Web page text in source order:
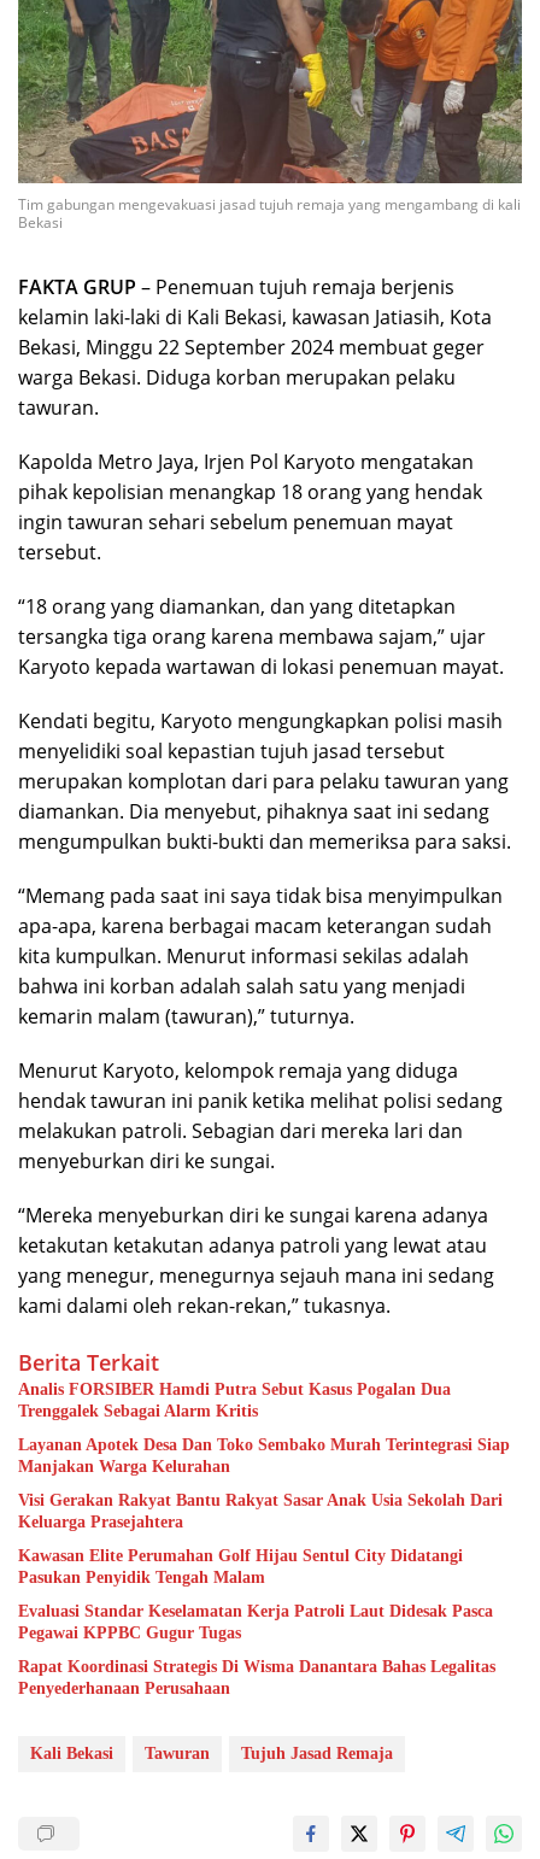
Tim gabungan mengevakuasi jasad tujuh remaja yang mengambang di kali
Bekasi
FAKTA GRUP – Penemuan tujuh remaja berjenis
kelamin laki-laki di Kali Bekasi, kawasan Jatiasih, Kota
Bekasi, Minggu 22 September 2024 membuat geger
warga Bekasi. Diduga korban merupakan pelaku
tawuran.
Kapolda Metro Jaya, Irjen Pol Karyoto mengatakan
pihak kepolisian menangkap 18 orang yang hendak
ingin tawuran sehari sebelum penemuan mayat
tersebut.
“18 orang yang diamankan, dan yang ditetapkan
tersangka tiga orang karena membawa sajam,” ujar
Karyoto kepada wartawan di lokasi penemuan mayat.
Kendati begitu, Karyoto mengungkapkan polisi masih
menyelidiki soal kepastian tujuh jasad tersebut
merupakan komplotan dari para pelaku tawuran yang
diamankan. Dia menyebut, pihaknya saat ini sedang
mengumpulkan bukti-bukti dan memeriksa para saksi.
“Memang pada saat ini saya tidak bisa menyimpulkan
apa-apa, karena berbagai macam keterangan sudah
kita kumpulkan. Menurut informasi sekilas adalah
bahwa ini korban adalah salah satu yang menjadi
kemarin malam (tawuran),” tuturnya.
Menurut Karyoto, kelompok remaja yang diduga
hendak tawuran ini panik ketika melihat polisi sedang
melakukan patroli. Sebagian dari mereka lari dan
menyeburkan diri ke sungai.
“Mereka menyeburkan diri ke sungai karena adanya
ketakutan ketakutan adanya patroli yang lewat atau
yang menegur, menegurnya sejauh mana ini sedang
kami dalami oleh rekan-rekan,” tukasnya.
Berita Terkait
Analis FORSIBER Hamdi Putra Sebut Kasus Pogalan Dua
Trenggalek Sebagai Alarm Kritis
Layanan Apotek Desa Dan Toko Sembako Murah Terintegrasi Siap
Manjakan Warga Kelurahan
Visi Gerakan Rakyat Bantu Rakyat Sasar Anak Usia Sekolah Dari
Keluarga Prasejahtera
Kawasan Elite Perumahan Golf Hijau Sentul City Didatangi
Pasukan Penyidik Tengah Malam
Evaluasi Standar Keselamatan Kerja Patroli Laut Didesak Pasca
Pegawai KPPBC Gugur Tugas
Rapat Koordinasi Strategis Di Wisma Danantara Bahas Legalitas
Penyederhanaan Perusahaan
Kali Bekasi Tawuran Tujuh Jasad Remaja